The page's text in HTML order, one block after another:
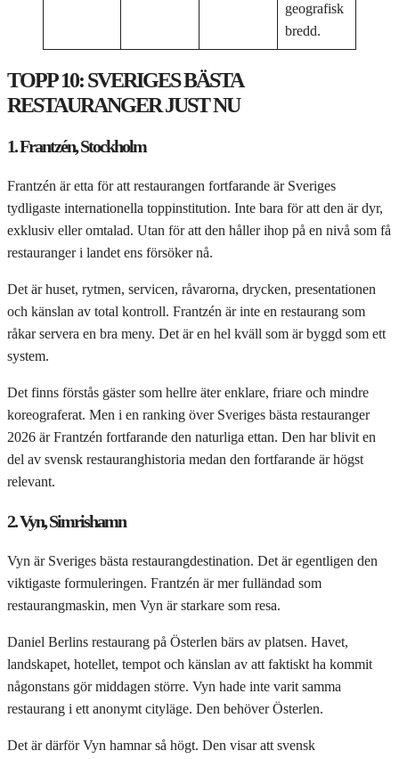
geografisk
bredd.
TOPP 10: SVERIGES BÄSTA
RESTAURANGER JUST NU
1. Frantzén, Stockholm
Frantzén är etta för att restaurangen fortfarande är Sveriges
tydligaste internationella toppinstitution. Inte bara för att den är dyr,
exklusiv eller omtalad. Utan för att den håller ihop på en nivå som få
restauranger i landet ens försöker nå.
Det är huset, rytmen, servicen, råvarorna, drycken, presentationen
och känslan av total kontroll. Frantzén är inte en restaurang som
råkar servera en bra meny. Det är en hel kväll som är byggd som ett
system.
Det finns förstås gäster som hellre äter enklare, friare och mindre
koreograferat. Men i en ranking över Sveriges bästa restauranger
2026 är Frantzén fortfarande den naturliga ettan. Den har blivit en
del av svensk restauranghistoria medan den fortfarande är högst
relevant.
2. Vyn, Simrishamn
Vyn är Sveriges bästa restaurangdestination. Det är egentligen den
viktigaste formuleringen. Frantzén är mer fulländad som
restaurangmaskin, men Vyn är starkare som resa.
Daniel Berlins restaurang på Österlen bärs av platsen. Havet,
landskapet, hotellet, tempot och känslan av att faktiskt ha kommit
någonstans gör middagen större. Vyn hade inte varit samma
restaurang i ett anonymt cityläge. Den behöver Österlen.
Det är därför Vyn hamnar så högt. Den visar att svensk